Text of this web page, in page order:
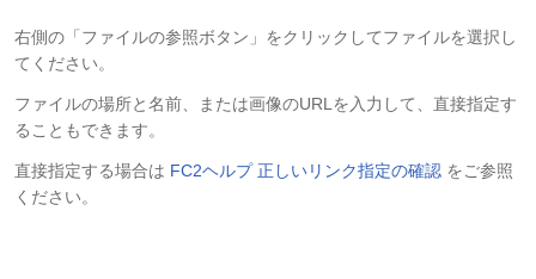
右側の「ファイルの参照ボタン」をクリックしてファイルを選択し
てください。
ファイルの場所と名前、または画像のURLを入力して、直接指定す
ることもできます。
直接指定する場合は FC2ヘルプ 正しいリンク指定の確認 をご参照
ください。